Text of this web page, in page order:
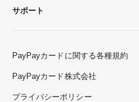
サポート
PayPayカードに関する各種規約
PayPayカード株式会社
プライバシーポリシー